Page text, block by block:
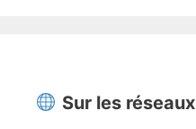
Sur les réseaux